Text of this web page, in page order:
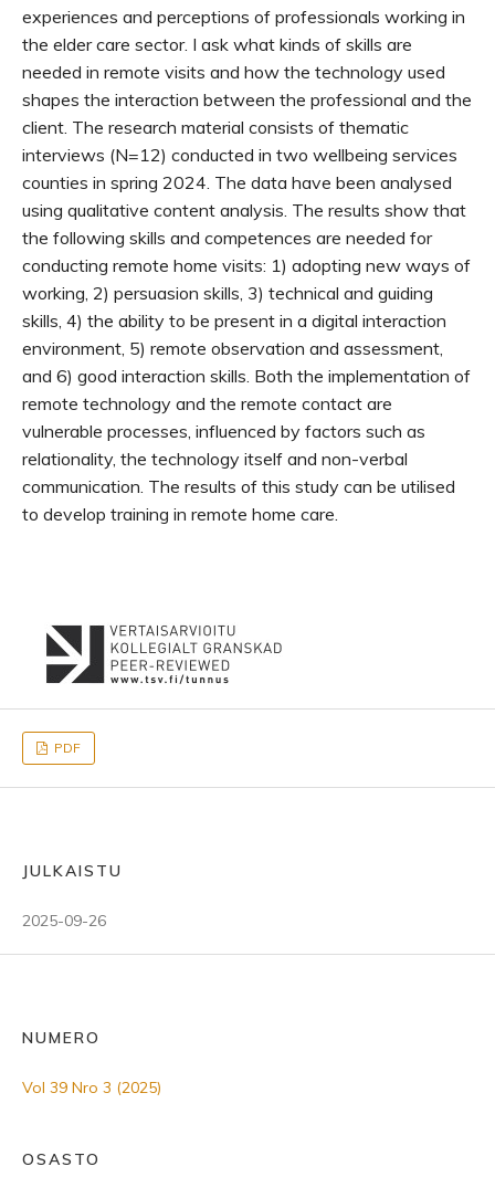
experiences and perceptions of professionals working in
the elder care sector. I ask what kinds of skills are
needed in remote visits and how the technology used
shapes the interaction between the professional and the
client. The research material consists of thematic
interviews (N=12) conducted in two wellbeing services
counties in spring 2024. The data have been analysed
using qualitative content analysis. The results show that
the following skills and competences are needed for
conducting remote home visits: 1) adopting new ways of
working, 2) persuasion skills, 3) technical and guiding
skills, 4) the ability to be present in a digital interaction
environment, 5) remote observation and assessment,
and 6) good interaction skills. Both the implementation of
remote technology and the remote contact are
vulnerable processes, influenced by factors such as
relationality, the technology itself and non-verbal
communication. The results of this study can be utilised
to develop training in remote home care.
PDF
JULKAISTU
2025-09-26
NUMERO
Vol 39 Nro 3 (2025)
OSASTO